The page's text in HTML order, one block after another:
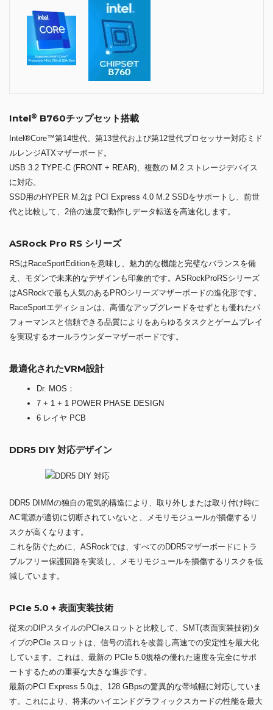
Intel® B760チップセット搭載
Intel®Core™第14世代、第13世代および第12世代プロセッサー対応ミド
ルレンジATXマザーボード。
USB 3.2 TYPE-C (FRONT + REAR)、複数の M.2 ストレージデバイス
に対応。
SSD用のHYPER M.2は PCI Express 4.0 M.2 SSDをサポートし、前世
代と比較して、2倍の速度で動作しデータ転送を高速化します。
ASRock Pro RS シリーズ
RSはRaceSportEditionを意味し、魅力的な機能と完璧なバランスを備
え、モダンで未来的なデザインも印象的です。ASRockProRSシリーズ
はASRockで最も人気のあるPROシリーズマザーボードの進化形です。
RaceSportエディションは、高価なアップグレードをせずとも優れたパ
フォーマンスと信頼できる品質によりをあらゆるタスクとゲームプレイ
を実現するオールラウンダーマザーボードです。
最適化されたVRM設計
Dr. MOS：
7 + 1 + 1 POWER PHASE DESIGN
6 レイヤ PCB
DDR5 DIY 対応デザイン
DDR5 DIMMの独自の電気的構造により、取り外しまたは取り付け時に
AC電源が適切に切断されていないと、メモリモジュールが損傷するリ
スクが高くなります。
これを防ぐために、ASRockでは、すべてのDDR5マザーボードにトラ
ブルフリー保護回路を実装し、メモリモジュールを損傷するリスクを低
減しています。
PCIe 5.0 + 表面実装技術
従来のDIPスタイルのPCIeスロットと比較して、SMT(表面実装技術)タ
イプのPCIe スロットは、信号の流れを改善し高速での安定性を最大化
しています。これは、最新の PCIe 5.0規格の優れた速度を完全にサポ
ートするための重要な大きな進歩です。
最新のPCI Express 5.0は、128 GBpsの驚異的な帯域幅に対応していま
す。これにより、将来のハイエンドグラフィックスカードの性能を最大